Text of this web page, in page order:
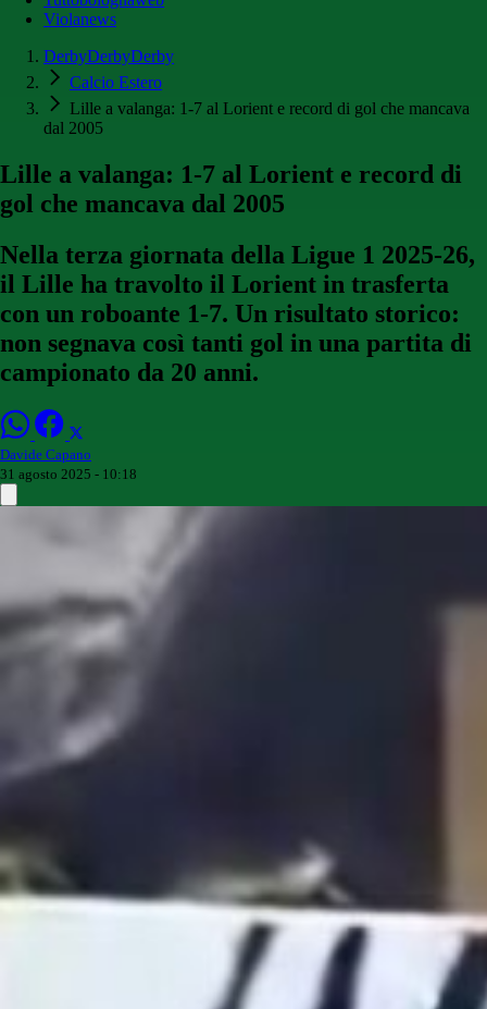
Violanews
DerbyDerbyDerby
Calcio Estero
Lille a valanga: 1-7 al Lorient e record di gol che mancava
dal 2005
Lille a valanga: 1-7 al Lorient e record di
gol che mancava dal 2005
Nella terza giornata della Ligue 1 2025-26,
il Lille ha travolto il Lorient in trasferta
con un roboante 1-7. Un risultato storico:
non segnava così tanti gol in una partita di
campionato da 20 anni.
Davide Capano
31 agosto 2025 - 10:18